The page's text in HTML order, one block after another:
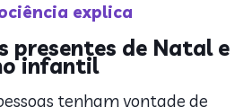
explica
presentes de Natal e
infantil
tenham vontade de